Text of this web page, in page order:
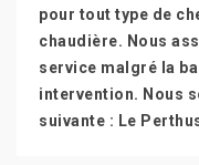
pour tout type de
chaudière. Nous
service malgré la
intervention. Nous
suivante : Le